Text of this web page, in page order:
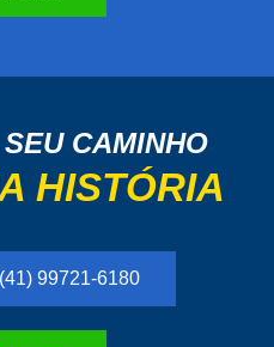
CAMINHO
HISTÓRIA
99721-6180